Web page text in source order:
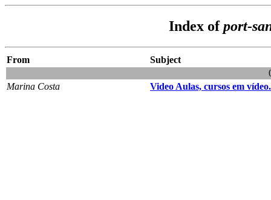
Index ofport-
From
Subject
Marina Costa
Video Aulas, cursos em